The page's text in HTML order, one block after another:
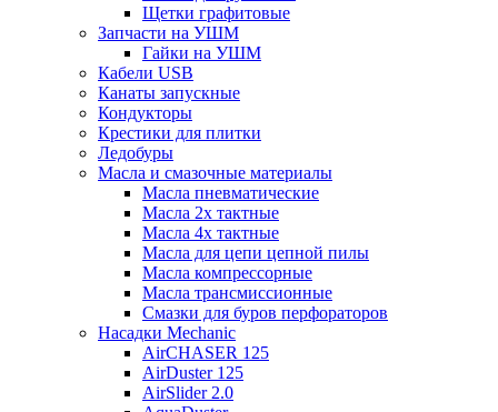
Щетки графитовые
Запчасти на УШМ
Гайки на УШМ
Кабели USB
Канаты запускные
Кондукторы
Крестики для плитки
Ледобуры
Масла и смазочные материалы
Масла пневматические
Масла 2х тактные
Масла 4х тактные
Масла для цепи цепной пилы
Масла компрессорные
Масла трансмиссионные
Смазки для буров перфораторов
Насадки Mechanic
AirCHASER 125
AirDuster 125
AirSlider 2.0